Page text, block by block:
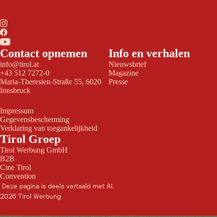
Contact opnemen
info@tirol.at
+43 512 7272-0
Maria-Theresien-Straße 55, 6020
Innsbruck
Impressum
Gegevensbescherming
Verklaring van toegankelijkheid
Info en verhalen
Nieuwsbrief
Magazine
Presse
Tirol Groep
Tirol Werbung GmbH
B2B
Cine Tirol
Convention
Deze pagina is deels vertaald met AI.
2026 Tirol Werbung